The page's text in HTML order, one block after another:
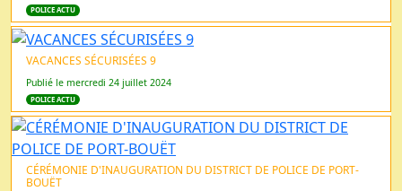
POLICE ACTU
VACANCES SÉCURISÉES 9
Publié le mercredi 24 juillet 2024
POLICE ACTU
CÉRÉMONIE D'INAUGURATION DU DISTRICT DE POLICE DE PORT-
BOUËT